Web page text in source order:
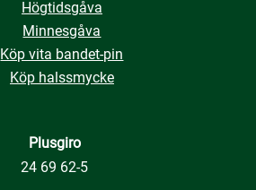
Högtidsgåva
Minnesgåva
Köp vita bandet-pin
Köp halssmycke
Plusgiro
24 69 62-5